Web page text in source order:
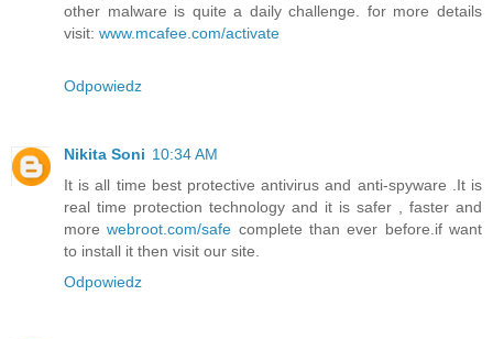
other malware is quite a daily challenge. for more details
visit: www.mcafee.com/activate
Odpowiedz
Nikita Soni 10:34 AM
It is all time best protective antivirus and anti-spyware .It is
real time protection technology and it is safer , faster and
morewebroot.com/safe complete than ever before.if want
to install it then visit our site.
Odpowiedz